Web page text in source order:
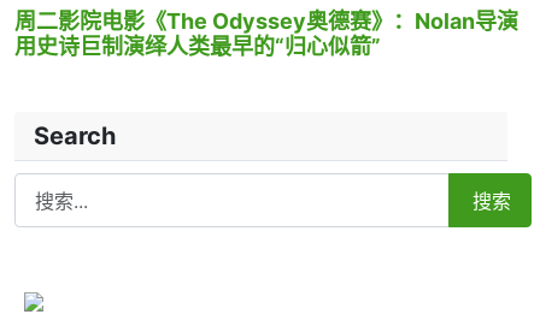
周二影院电影《The Odyssey奥德赛》：Nolan导演
用史诗巨制演绎人类最早的“归心似箭”
Search
Search
搜索